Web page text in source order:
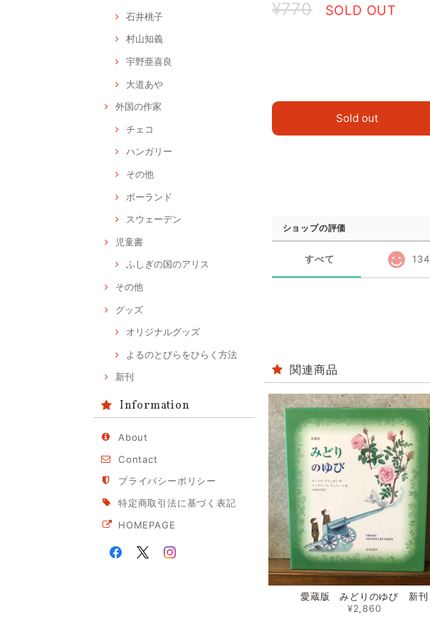
石井桃子
村山知義
宇野亜喜良
大道あや
外国の作家
チェコ
ハンガリー
その他
ポーランド
スウェーデン
児童書
ふしぎの国のアリス
その他
グッズ
オリジナルグッズ
よるのとびらをひらく方法
新刊
Information
About
Contact
プライバシーポリシー
特定商取引法に基づく表記
HOMEPAGE
¥770 SOLD OUT
Sold out
ショップの評価
すべて 134
関連商品
愛蔵版 みどりのゆび 新刊
¥2,860